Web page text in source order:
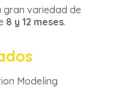
gran variedad de
8 y 12 meses.
Modeling